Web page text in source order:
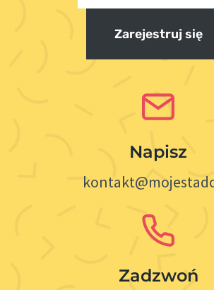
Zarejestruj się
Napisz
Zadzwoń